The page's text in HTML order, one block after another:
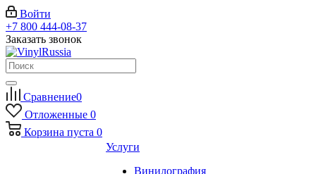
Войти
+7 800 444-08-37
Заказать звонок
Сравнение0
Отложенные 0
Корзина пуста 0
Услуги
Винилография